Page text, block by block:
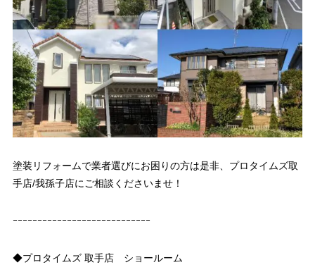
塗装リフォームで業者選びにお困りの方は是非、プロタイムズ取
手店/我孫子店にご相談くださいませ！
ｰｰｰｰｰｰｰｰｰｰｰｰｰｰｰｰｰｰｰｰｰｰｰｰｰｰｰｰ
◆プロタイムズ 取手店 ショールーム